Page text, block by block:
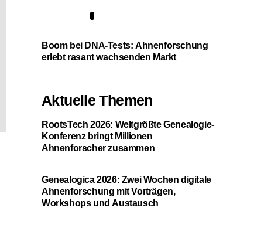
Boom bei DNA-Tests: Ahnenforschung
erlebt rasant wachsenden Markt
Aktuelle Themen
RootsTech 2026: Weltgrößte Genealogie-
Konferenz bringt Millionen
Ahnenforscher zusammen
Genealogica 2026: Zwei Wochen digitale
Ahnenforschung mit Vorträgen,
Workshops und Austausch